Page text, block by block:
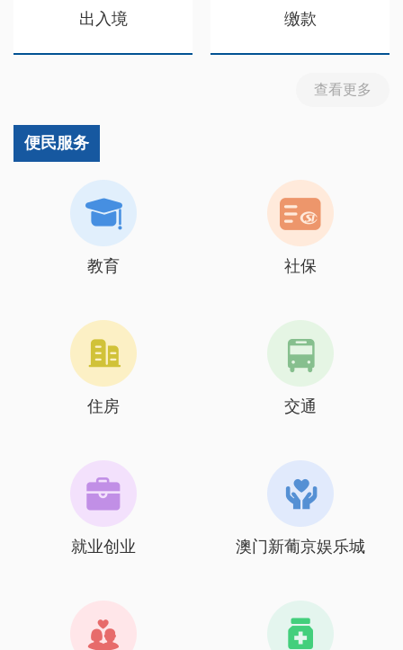
出入境 缴款
查看更多
便民服务
教育 社保
住房 交通
就业创业 澳门新葡京娱乐城